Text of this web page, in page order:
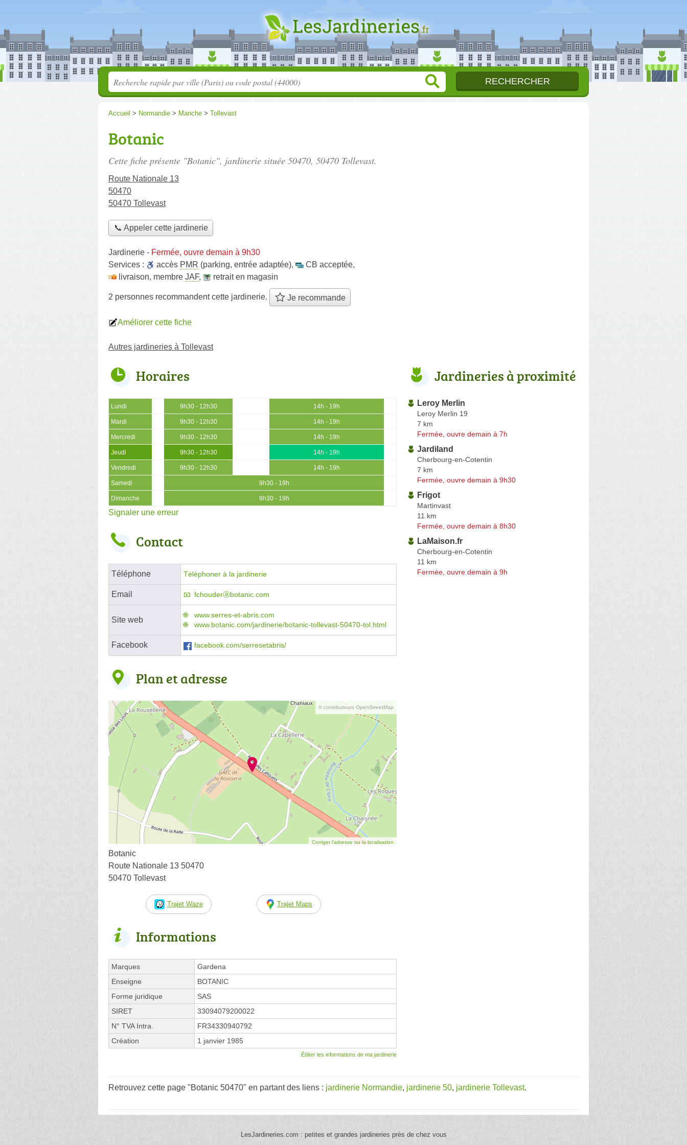
Accueil > Normandie > Manche > Tollevast
Botanic
Cette fiche présente "Botanic", jardinerie située 50470, 50470 Tollevast.
Route Nationale 13
50470
50470 Tollevast
📞 Appeler cette jardinerie
Jardinerie - Fermée, ouvre demain à 9h30
Services :
accès PMR (parking, entrée adaptée), CB acceptée,
livraison, membre JAF, retrait en magasin
2 personnes recommandentcette jardinerie. Je recommande
Améliorer cette fiche
Autres jardineries à Tollevast
Horaires
Lundi 9h30 - 12h30 14h - 19h
Mardi 9h30 - 12h30 14h - 19h
Mercredi 9h30 - 12h30 14h - 19h
Jeudi 9h30 - 12h30 14h - 19h
Vendredi 9h30 - 12h30 14h - 19h
Samedi 9h30 - 19h
Dimanche 9h30 - 19h
Signaler une erreur
Contact
Téléphone Téléphoner à la jardinerie
Email fchouderⓐbotanic.com
Site web
www.serres-et-abris.com
www.botanic.com/jardinerie/botanic-tollevast-50470-tol.html
Facebook facebook.com/serresetabris/
Plan et adresse
© contributeurs OpenStreetMap
Corriger l’adresse ou la localisation
Botanic
Route Nationale 13 50470
50470 Tollevast
Trajet Waze Trajet Maps
Informations
Marques
Gardena
Enseigne
BOTANIC
Forme juridique
SAS
SIRET
33094079200022
N° TVA Intra.
FR34330940792
Création
1 janvier 1985
Éditer les informations de ma jardinerie
Jardineries à proximité
Leroy Merlin
Leroy Merlin 19
7 km
Fermée, ouvre demain à 7h
Jardiland
Cherbourg-en-Cotentin
7 km
Fermée, ouvre demain à 9h30
Frigot
Martinvast
11 km
Fermée, ouvre demain à 8h30
LaMaison.fr
Cherbourg-en-Cotentin
11 km
Fermée, ouvre demain à 9h
Retrouvez cette page "Botanic 50470" en partant des liens : jardinerie Normandie, jardinerie 50, jardinerie Tollevast.
LesJardineries.com : petites et grandes jardineries près de chez vous